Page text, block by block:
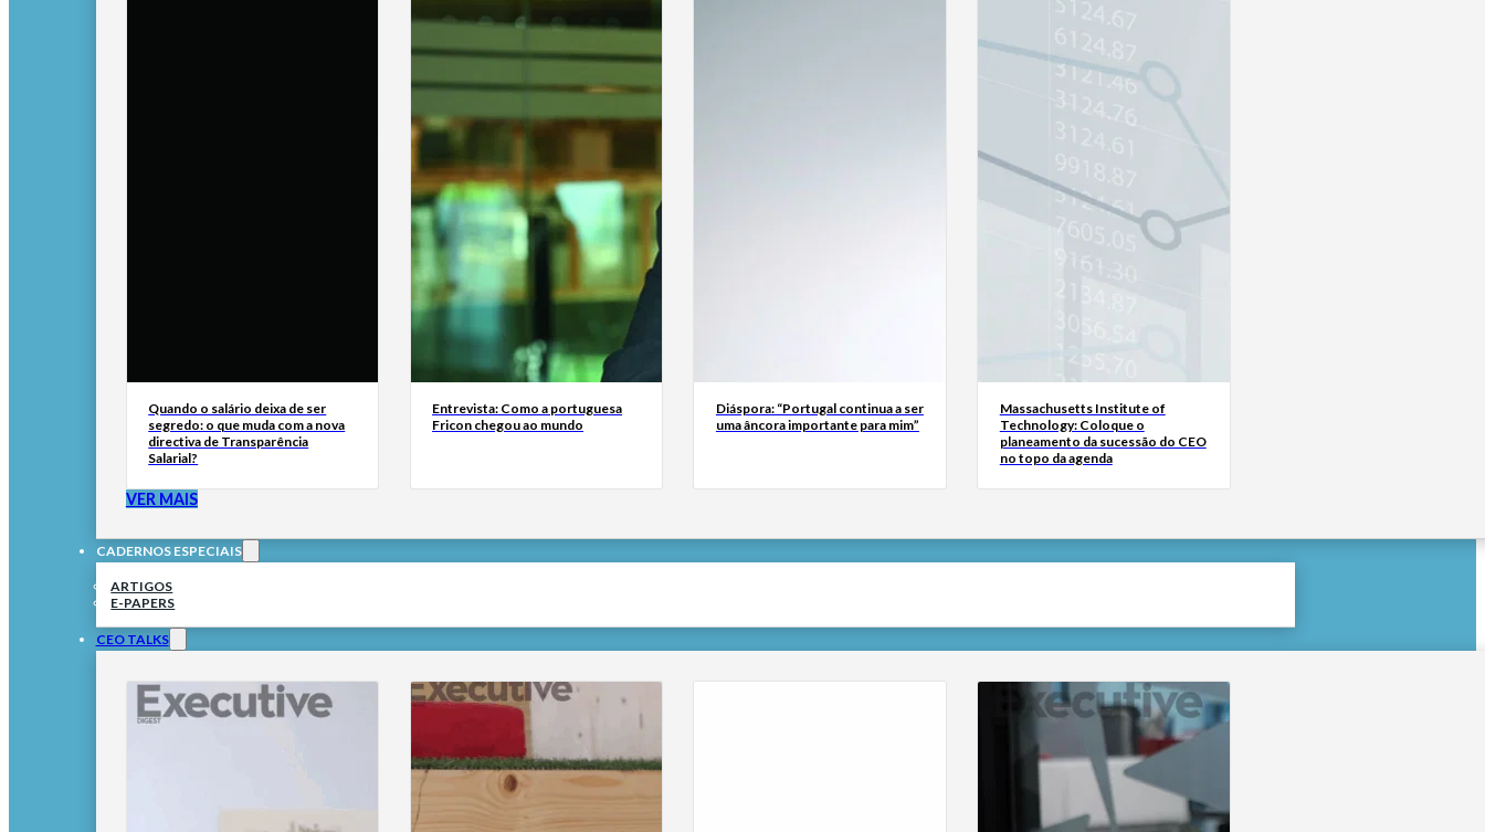
Quando o salário deixa de ser
segredo: o que muda com a nova
directiva de Transparência
Salarial?
Entrevista: Como a portuguesa
Fricon chegou ao mundo
Diáspora: “Portugal continua a ser
uma âncora importante para mim”
Massachusetts Institute of
Technology: Coloque o
planeamento da sucessão do CEO
no topo da agenda
VER MAIS
CADERNOS ESPECIAIS
ARTIGOS
E-PAPERS
CEO TALKS